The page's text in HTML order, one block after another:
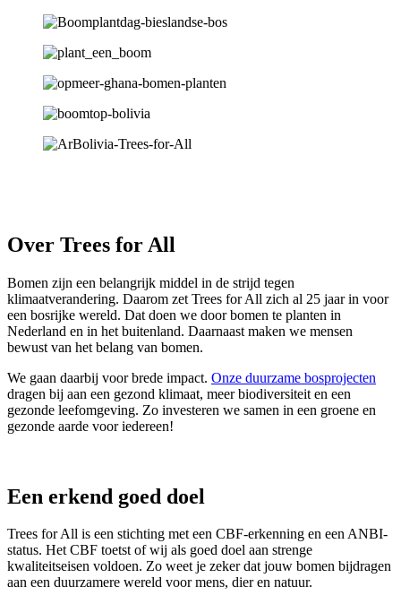
Over Trees for All
Bomen zijn een belangrijk middel in de strijd tegen
klimaatverandering. Daarom zet Trees for All zich al 25 jaar in voor
een bosrijke wereld. Dat doen we door bomen te planten in
Nederland en in het buitenland. Daarnaast maken we mensen
bewust van het belang van bomen.
We gaan daarbij voor brede impact. Onze duurzame bosprojecten
dragen bij aan een gezond klimaat, meer biodiversiteit en een
gezonde leefomgeving. Zo investeren we samen in een groene en
gezonde aarde voor iedereen!
Een erkend goed doel
Trees for All is een stichting met een CBF-erkenning en een ANBI-
status. Het CBF toetst of wij als goed doel aan strenge
kwaliteitseisen voldoen. Zo weet je zeker dat jouw bomen bijdragen
aan een duurzamere wereld voor mens, dier en natuur.